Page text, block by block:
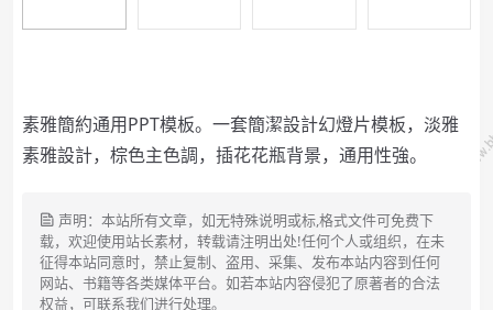
素雅簡約通用PPT模板。一套簡潔設計幻燈片模板，淡雅
素雅設計，棕色主色調，插花花瓶背景，通用性強。
声明：本站所有文章，如无特殊说明或标,格式文件可免费下
载，欢迎使用站长素材，转载请注明出处!任何个人或组织，在未
征得本站同意时，禁止复制、盗用、采集、发布本站内容到任何
网站、书籍等各类媒体平台。如若本站内容侵犯了原著者的合法
权益，可联系我们进行处理。